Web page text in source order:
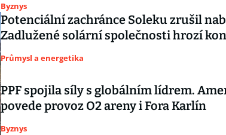
Byznys
Potenciální zachránce Soleku zrušil
Zadlužené solární společnosti hrozí
Průmysl a energetika
PPF spojila síly s globálním lídrem.
povede provoz O2 areny i Fora Karlín
Byznys